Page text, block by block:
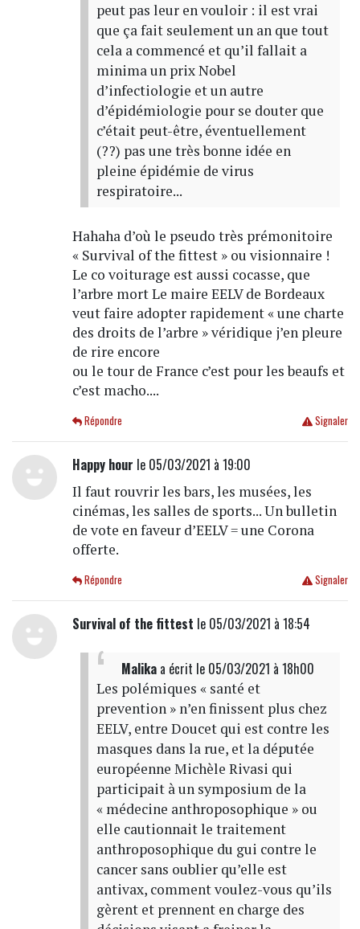
peut pas leur en vouloir : il est vrai
que ça fait seulement un an que tout
cela a commencé et qu’il fallait a
minima un prix Nobel
d’infectiologie et un autre
d’épidémiologie pour se douter que
c’était peut-être, éventuellement
(??) pas une très bonne idée en
pleine épidémie de virus
respiratoire...
Hahaha d’où le pseudo très prémonitoire
« Survival of the fittest » ou visionnaire !
Le co voiturage est aussi cocasse, que
l’arbre mort Le maire EELV de Bordeaux
veut faire adopter rapidement « une charte
des droits de l’arbre » véridique j’en pleure
de rire encore
ou le tour de France c’est pour les beaufs et
c’est macho....
Signaler
Répondre
Happy hour le 05/03/2021 à 19:00
Il faut rouvrir les bars, les musées, les
cinémas, les salles de sports... Un bulletin
de vote en faveur d’EELV = une Corona
offerte.
Signaler
Répondre
Survival of the fittest le 05/03/2021 à 18:54
Malikaa écrit le 05/03/2021 à 18h00
Les polémiques « santé et
prevention » n’en finissent plus chez
EELV, entre Doucet qui est contre les
masques dans la rue, et la députée
européenne Michèle Rivasi qui
participait à un symposium de la
« médecine anthroposophique » ou
elle cautionnait le traitement
anthroposophique du gui contre le
cancer sans oublier qu’elle est
antivax, comment voulez-vous qu’ils
gèrent et prennent en charge des